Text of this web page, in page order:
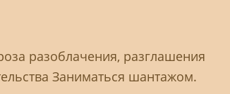
разоблачения, разглашения
Заниматься шантажом.